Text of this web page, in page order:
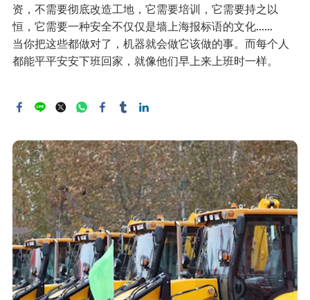
资，不需要彻底改造工地，它需要培训，它需要持之以
恒，它需要一种安全不仅仅是墙上海报标语的文化……
当你把这些都做对了，机器就会做它该做的事。而每个人
都能平平安安下班回家，就像他们早上来上班时一样。